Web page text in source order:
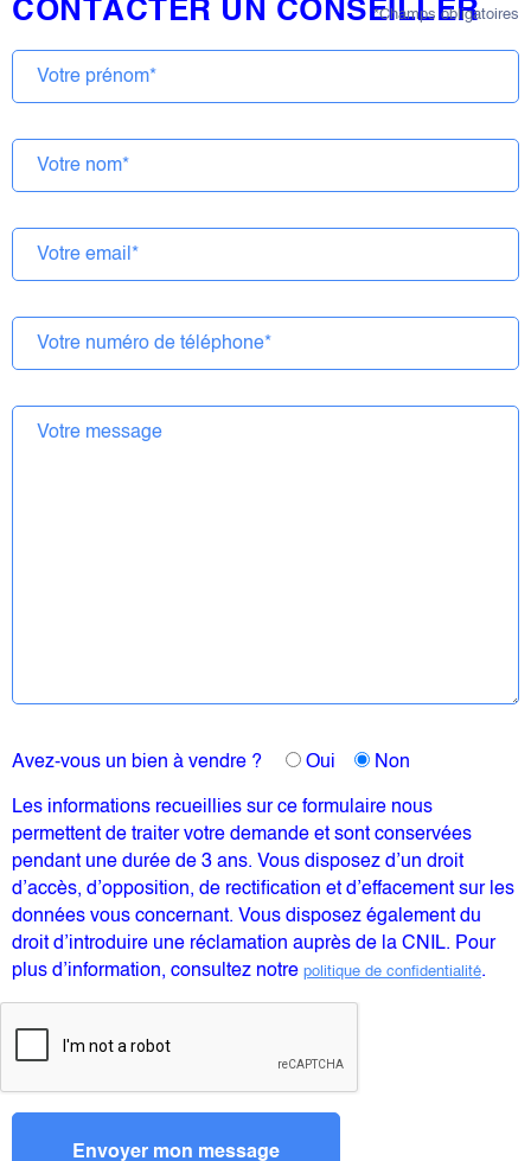
CONTACTER UN CONSEILLER
*Champs obligatoires
Avez-vous un bien à vendre ? Oui
Non
Les informations recueillies sur ce formulaire nous
permettent de traiter votre demande et sont conservées
pendant une durée de 3 ans. Vous disposez d’un droit
d’accès, d’opposition, de rectification et d’effacement sur les
données vous concernant. Vous disposez également du
droit d’introduire une réclamation auprès de la CNIL. Pour
plus d’information, consultez notrepolitique de confidentialité.